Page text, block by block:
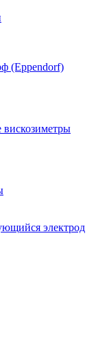
(Eppendorf)
электрод